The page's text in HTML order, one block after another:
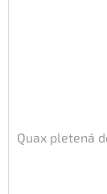
Quax pletená